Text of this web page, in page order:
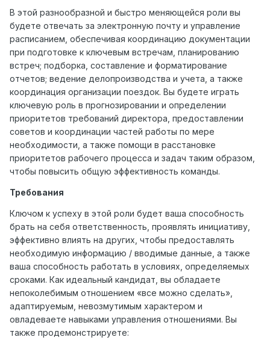
В этой разнообразной и быстро меняющейся роли вы
будете отвечать за электронную почту и управление
расписанием, обеспечивая координацию документации
при подготовке к ключевым встречам, планированию
встреч; подборка, составление и форматирование
отчетов; ведение делопроизводства и учета, а также
координация организации поездок. Вы будете играть
ключевую роль в прогнозировании и определении
приоритетов требований директора, предоставлении
советов и координации частей работы по мере
необходимости, а также помощи в расстановке
приоритетов рабочего процесса и задач таким образом,
чтобы повысить общую эффективность команды.
Требования
Ключом к успеху в этой роли будет ваша способность
брать на себя ответственность, проявлять инициативу,
эффективно влиять на других, чтобы предоставлять
необходимую информацию / вводимые данные, а также
ваша способность работать в условиях, определяемых
сроками. Как идеальный кандидат, вы обладаете
непоколебимым отношением «все можно сделать»,
адаптируемым, невозмутимым характером и
овладеваете навыками управления отношениями. Вы
также продемонстрируете: